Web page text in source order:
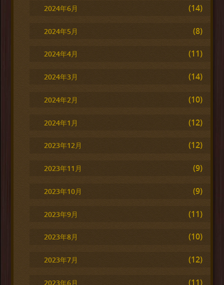
2024年6月 (14)
2024年5月 (8)
2024年4月 (11)
2024年3月 (14)
2024年2月 (10)
2024年1月 (12)
2023年12月 (12)
2023年11月 (9)
2023年10月 (9)
2023年9月 (11)
2023年8月 (10)
2023年7月 (12)
2023年6月 (11)